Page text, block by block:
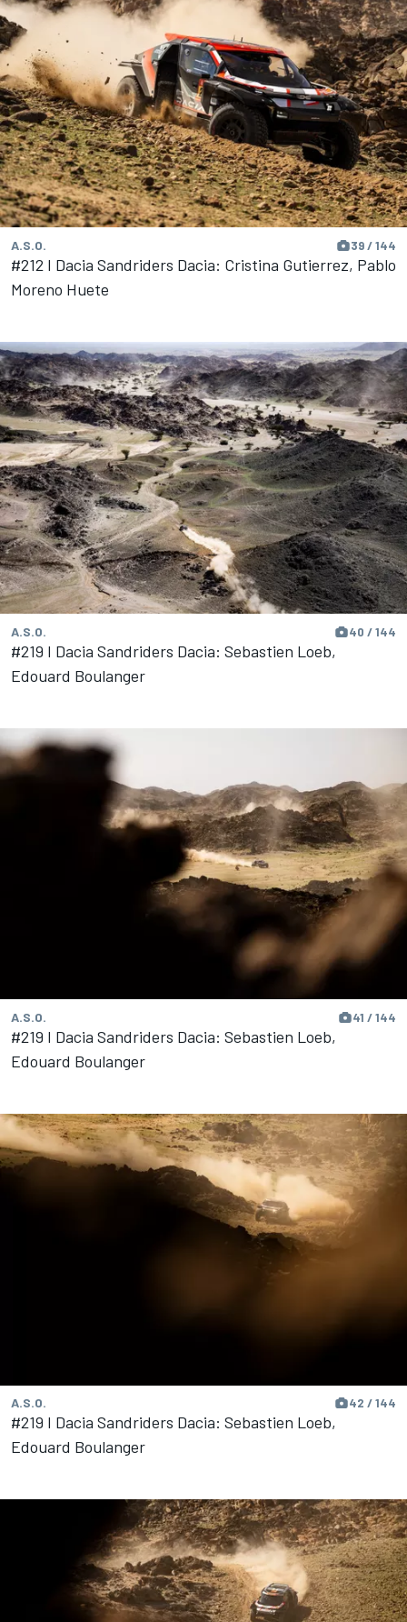
A.S.O. 39 / 144
#212 I Dacia Sandriders Dacia: Cristina Gutierrez, Pablo
Moreno Huete
A.S.O. 40 / 144
#219 I Dacia Sandriders Dacia: Sebastien Loeb,
Edouard Boulanger
A.S.O. 41 / 144
#219 I Dacia Sandriders Dacia: Sebastien Loeb,
Edouard Boulanger
A.S.O. 42 / 144
#219 I Dacia Sandriders Dacia: Sebastien Loeb,
Edouard Boulanger